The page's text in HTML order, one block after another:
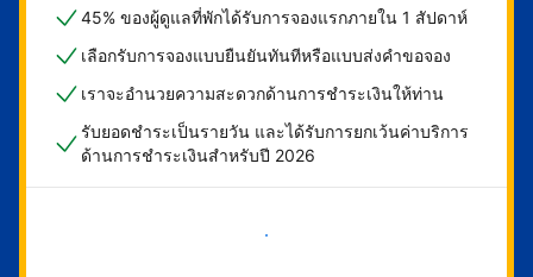
45% ของผู้ดูแลที่พักได้รับการจองแรกภายใน 1 สัปดาห์
เลือกรับการจองแบบยืนยันทันทีหรือแบบส่งคำขอจอง
เราจะอำนวยความสะดวกด้านการชำระเงินให้ท่าน
รับยอดชำระเป็นรายวัน และได้รับการยกเว้นค่าบริการ
ด้านการชำระเงินสำหรับปี 2026
เริ่มดำเนินการเลย